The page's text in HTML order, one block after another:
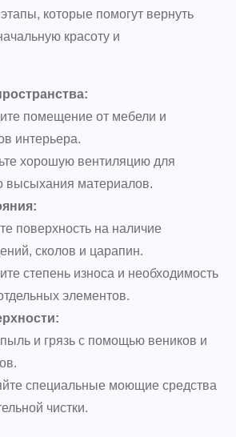
которые помогут вернуть
красоту и
помещение от мебели и
интерьера.
хорошую вентиляцию для
высыхания материалов.
поверхность на наличие
сколов и царапин.
степень износа и необходимость
элементов.
и грязь с помощью веников и
специальные моющие средства
чистки.